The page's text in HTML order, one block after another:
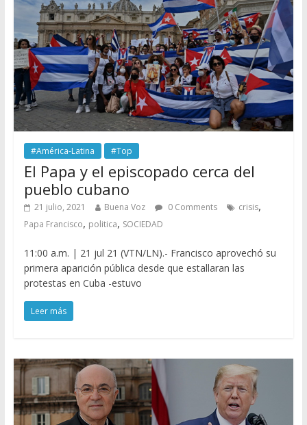
#América-Latina #Top
El Papa y el episcopado cerca del
pueblo cubano
21 julio, 2021 Buena Voz 0 Comments crisis,
Papa Francisco, politica, SOCIEDAD
11:00 a.m. | 21 jul 21 (VTN/LN).- Francisco aprovechó su
primera aparición pública desde que estallaran las
protestas en Cuba -estuvo
Leer más